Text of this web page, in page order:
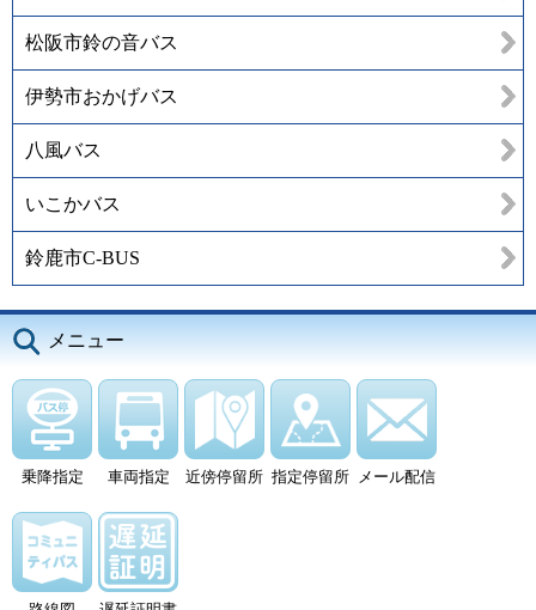
松阪市鈴の音バス
伊勢市おかげバス
八風バス
いこかバス
鈴鹿市C-BUS
メニュー
乗降指定 車両指定 近傍停留所 指定停留所 メール配信